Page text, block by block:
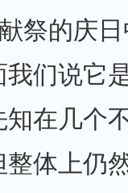
祭的庆
们说它
在几个
整体上仍